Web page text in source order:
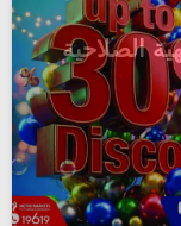
الصلاحية